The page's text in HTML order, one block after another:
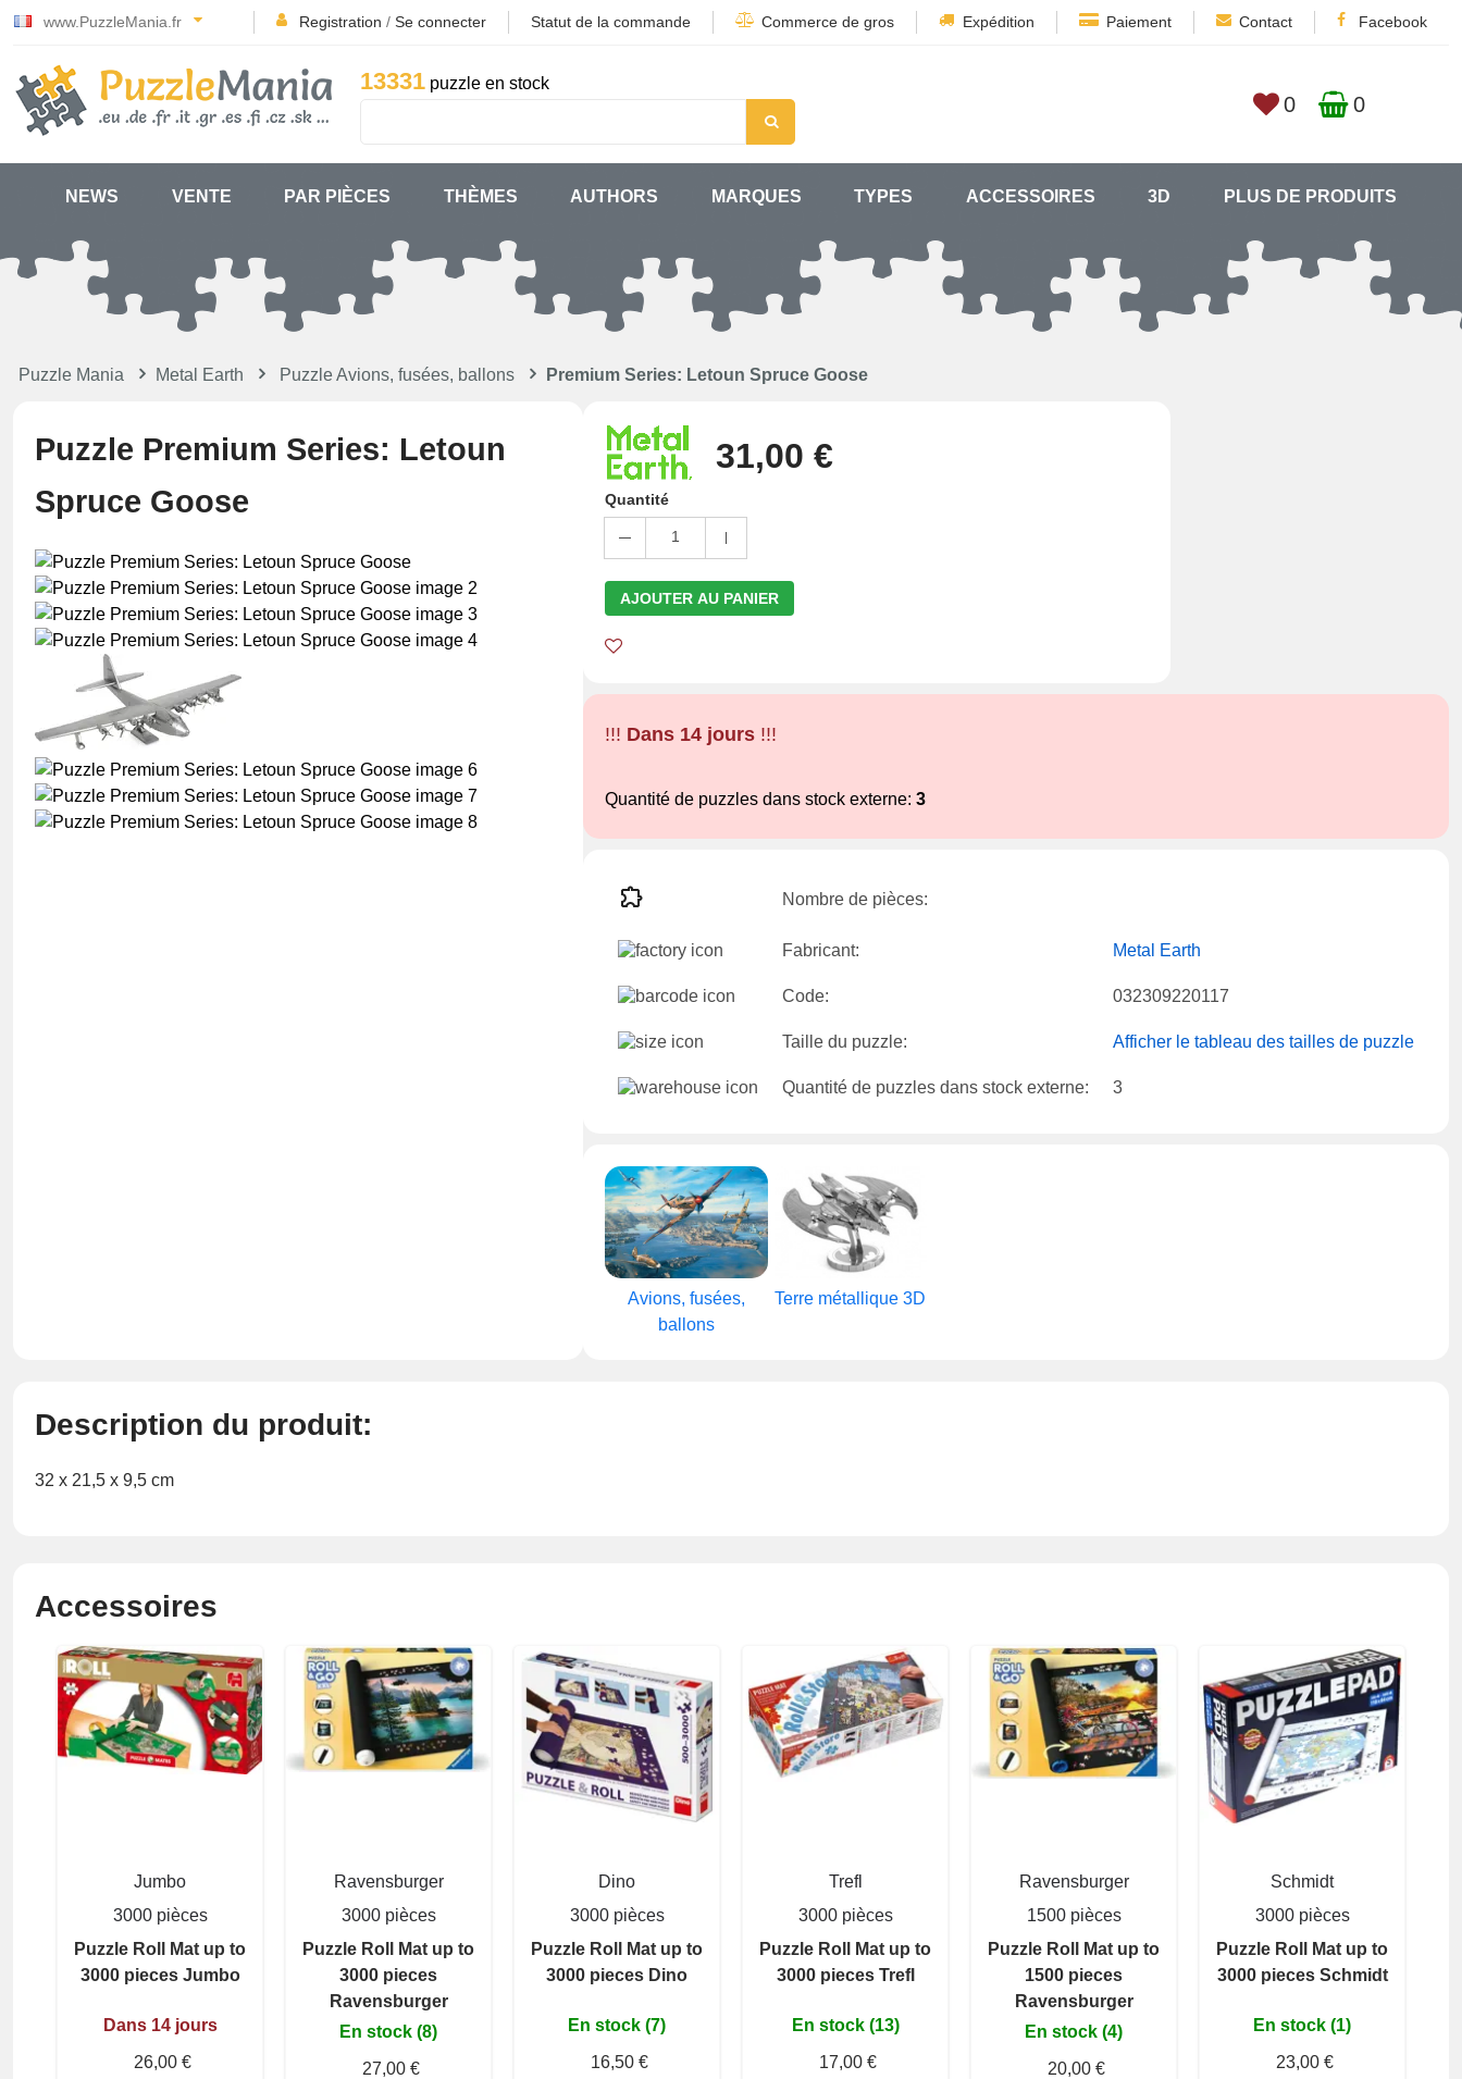
www.PuzzleMania.fr Registration / Se connecter Statut de la commande Commerce de gros Expédition Paiement Contact Facebook
13331 puzzle en stock
0 0
NEWS VENTE PAR PIÈCES THÈMES AUTHORS MARQUES TYPES ACCESSOIRES 3D PLUS DE PRODUITS
Puzzle Mania Metal Earth Puzzle Avions, fusées, ballons Premium Series: Letoun Spruce Goose
Puzzle Premium Series: Letoun
Spruce Goose
31,00 €
Quantité
1
AJOUTER AU PANIER
!!! Dans 14 jours !!!
Quantité de puzzles dans stock externe: 3
Nombre de pièces:
Fabricant: Metal Earth
Code: 032309220117
Taille du puzzle: Afficher le tableau des tailles de puzzle
Quantité de puzzles dans stock externe: 3
Avions, fusées,
ballons
Terre métallique 3D
Description du produit:
32 x 21,5 x 9,5 cm
Accessoires
Jumbo
3000 pièces
Puzzle Roll Mat up to
3000 pieces Jumbo
Dans 14 jours
26,00 €
Ravensburger
3000 pièces
Puzzle Roll Mat up to
3000 pieces
Ravensburger
En stock (8)
27,00 €
Dino
3000 pièces
Puzzle Roll Mat up to
3000 pieces Dino
En stock (7)
16,50 €
Trefl
3000 pièces
Puzzle Roll Mat up to
3000 pieces Trefl
En stock (13)
17,00 €
Ravensburger
1500 pièces
Puzzle Roll Mat up to
1500 pieces
Ravensburger
En stock (4)
20,00 €
Schmidt
3000 pièces
Puzzle Roll Mat up to
3000 pieces Schmidt
En stock (1)
23,00 €